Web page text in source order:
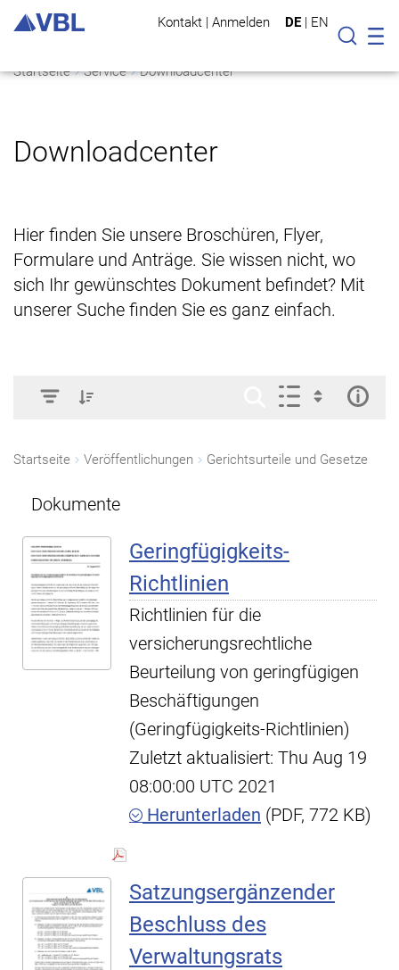
Kontakt | Anmelden DE | EN
Suche
Startseite Service Downloadcenter
Downloadcenter
Hier finden Sie unsere Broschüren, Flyer,
Formulare und Anträge. Sie wissen nicht, wo
sich Ihr gewünschtes Dokument befindet? Mit
unserer Suche finden Sie es ganz einfach.
Startseite Veröffentlichungen Gerichtsurteile und Gesetze
Dokumente
Geringfügigkeits-
Richtlinien
Richtlinien für die
versicherungsrechtliche
Beurteilung von geringfügigen
Beschäftigungen
(Geringfügigkeits-Richtlinien)
Zuletzt aktualisiert: Thu Aug 19
08:00:00 UTC 2021
Herunterladen (PDF, 772 KB)
Satzungsergänzender
Beschluss des
Verwaltungsrats